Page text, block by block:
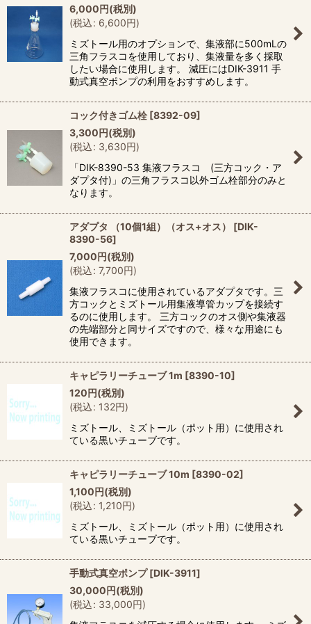
6,000円(税別)
(税込: 6,600円)
ミズトール用のオプションで、集液部に500mLの
三角フラスコを使用しており、集液量を多く採取
したい場合に使用します。 減圧にはDIK-3911 手
動式真空ポンプの利用をおすすめします。
コック付きゴム栓 [8392-09]
3,300円(税別)
(税込: 3,630円)
「DIK-8390-53 集液フラスコ (三方コック・ア
ダプタ付)」の三角フラスコ以外ゴム栓部分のみと
なります。
アダプタ （10個1組）（オス+オス） [DIK-
8390-56]
7,000円(税別)
(税込: 7,700円)
集液フラスコに使用されているアダプタです。三
方コックとミズトール用集液導管カップを接続す
るのに使用します。 三方コックのオス側や集液器
の先端部分と同サイズですので、様々な用途にも
使用できます。
キャピラリーチューブ 1m [8390-10]
120円(税別)
(税込: 132円)
ミズトール、ミズトール（ポット用）に使用され
ている黒いチューブです。
キャピラリーチューブ 10m [8390-02]
1,100円(税別)
(税込: 1,210円)
ミズトール、ミズトール（ポット用）に使用され
ている黒いチューブです。
手動式真空ポンプ [DIK-3911]
30,000円(税別)
(税込: 33,000円)